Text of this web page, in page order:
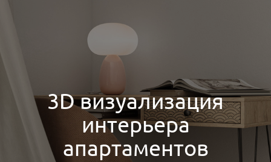
3D визуализация
интерьера
апартаментов